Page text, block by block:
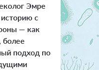
Эмре
с
— как
более
подход по